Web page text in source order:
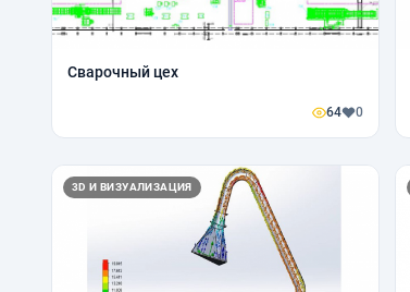
Сварочный цех
64 0
3D И ВИЗУАЛИЗАЦИЯ